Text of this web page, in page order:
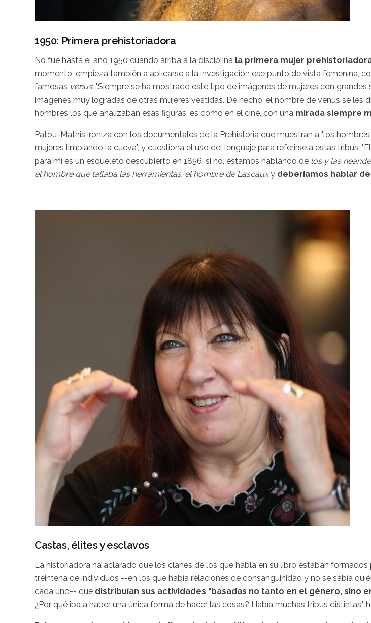
1950: Primera prehistoriadora
No fue hasta el año 1950 cuando arriba a la disciplina la primera mujer
momento, empieza también a aplicarse a la investigación ese punto de vista femenina,
famosas venus. "Siempre se ha mostrado este tipo de imágenes de mujeres con grandes
imágenes muy logradas de otras mujeres vestidas. De hecho, el nombre de venus se les
hombres los que analizaban esas figuras: es como en el cine, con una mirada siempre
Patou-Mathis ironiza con los documentales de la Prehistoria que muestran a "los
mujeres limpiando la cueva", y cuestiona el uso del lenguaje para referirse a estas tribus. "El
para mí es un esqueleto descubierto en 1856, si no, estamos hablando de los y las
el hombre que tallaba las herramientas, el hombre de Lascauxy deberíamos hablar de
Castas, élites y esclavos
La historiadora ha aclarado que los clanes de los que habla en su libro estaban formados
treintena de individuos --en los que había relaciones de consanguinidad y no se sabía
cada uno-- que distribuían sus actividades "basadas no tanto en el género, sino
¿Por qué iba a haber una única forma de hacer las cosas? Había muchas tribus distintas",